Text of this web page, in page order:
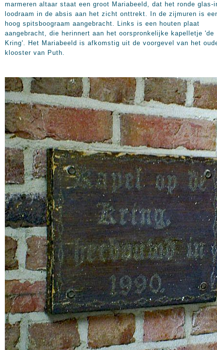
marmeren altaar staat een groot Mariabeeld, dat het ronde glas-
loodraam in de absis aan het zicht onttrekt. In de zijmuren is
hoog spitsboograam aangebracht. Links is een houten plaat
aangebracht, die herinnert aan het oorspronkelijke kapelletje 'de
Kring'. Het Mariabeeld is afkomstig uit de voorgevel van het
klooster van Puth.